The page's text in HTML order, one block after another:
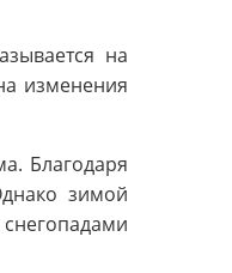
на
изменения
Благодаря
зимой